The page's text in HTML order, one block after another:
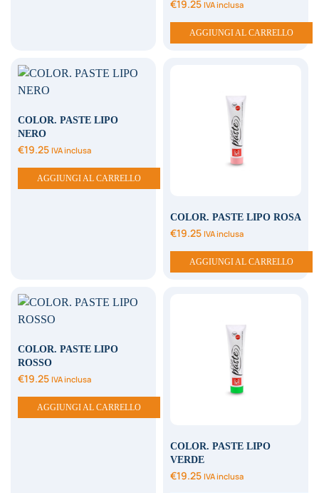
€19.25 IVA inclusa
AGGIUNGI AL CARRELLO
COLOR. PASTE LIPO
NERO
€19.25 IVA inclusa
AGGIUNGI AL CARRELLO
COLOR. PASTE LIPO ROSA
€19.25 IVA inclusa
AGGIUNGI AL CARRELLO
COLOR. PASTE LIPO
ROSSO
€19.25 IVA inclusa
AGGIUNGI AL CARRELLO
COLOR. PASTE LIPO
VERDE
€19.25 IVA inclusa